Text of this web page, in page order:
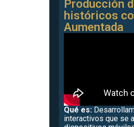
Producción
históricos
Aumentada
Qué es:
interactivos que se